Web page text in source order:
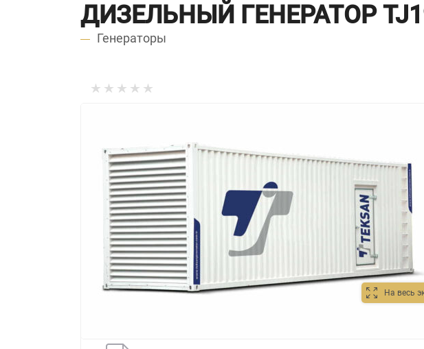
ДИЗЕЛЬНЫЙ ГЕНЕРАТОР
Генераторы
На весь